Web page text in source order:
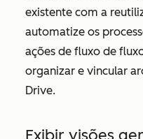
existente com a
automatize os
ações de fluxo de
organizar e vincular
Drive.
Exibir visões